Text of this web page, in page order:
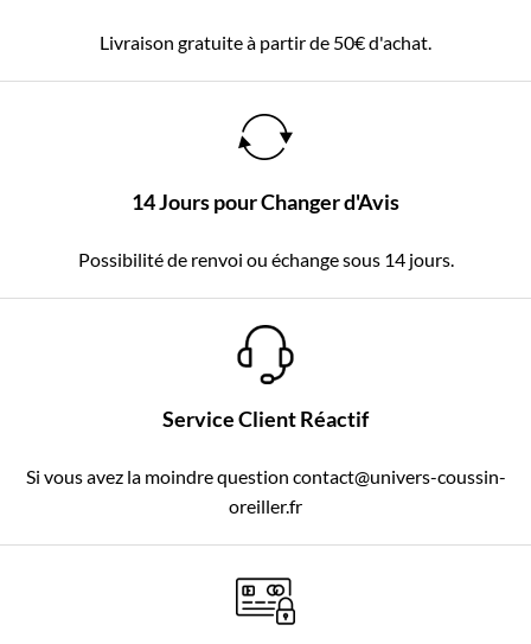
Livraison gratuite à partir de 50€ d'achat.
14 Jours pour Changer d'Avis
Possibilité de renvoi ou échange sous 14 jours.
Service Client Réactif
Si vous avez la moindre question contact@univers-coussin-
oreiller.fr